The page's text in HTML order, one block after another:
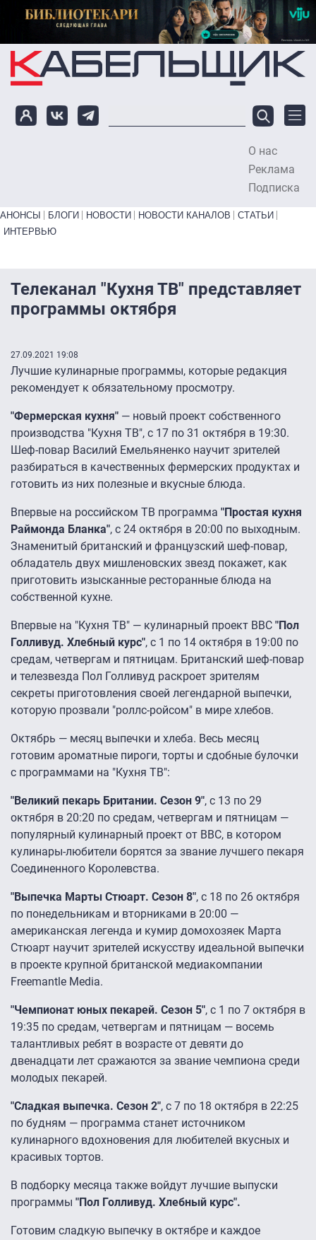
Перейти к основному содержанию
О нас
Реклама
Подписка
Primary links bottom
АНОНСЫ БЛОГИ НОВОСТИ НОВОСТИ КАНАЛОВ
СТАТЬИ
ИНТЕРВЬЮ
Телеканал "Кухня ТВ" представляет
программы октября
27.09.2021 19:08
Лучшие кулинарные программы, которые редакция
рекомендует к обязательному просмотру.
"Фермерская кухня" — новый проект собственного
производства "Кухня ТВ", с 17 по 31 октября в 19:30.
Шеф-повар Василий Емельяненко научит зрителей
разбираться в качественных фермерских продуктах и
готовить из них полезные и вкусные блюда.
Впервые на российском ТВ программа "Простая кухня
Раймонда Бланка", с 24 октября в 20:00 по выходным.
Знаменитый британский и французский шеф-повар,
обладатель двух мишленовских звезд покажет, как
приготовить изысканные ресторанные блюда на
собственной кухне.
Впервые на "Кухня ТВ" — кулинарный проект BBC "Пол
Голливуд. Хлебный курс", с 1 по 14 октября в 19:00 по
средам, четвергам и пятницам. Британский шеф-повар
и телезвезда Пол Голливуд раскроет зрителям
секреты приготовления своей легендарной выпечки,
которую прозвали "роллс-ройсом" в мире хлебов.
Октябрь — месяц выпечки и хлеба. Весь месяц
готовим ароматные пироги, торты и сдобные булочки
с программами на "Кухня ТВ":
"Великий пекарь Британии. Сезон 9", с 13 по 29
октября в 20:20 по средам, четвергам и пятницам —
популярный кулинарный проект от BBC, в котором
кулинары-любители борятся за звание лучшего пекаря
Соединенного Королевства.
"Выпечка Марты Стюарт. Сезон 8", с 18 по 26 октября
по понедельникам и вторниками в 20:00 —
американская легенда и кумир домохозяек Марта
Стюарт научит зрителей искусству идеальной выпечки
в проекте крупной британской медиакомпании
Freemantle Media.
"Чемпионат юных пекарей. Сезон 5", с 1 по 7 октября в
19:35 по средам, четвергам и пятницам — восемь
талантливых ребят в возрасте от девяти до
двенадцати лет сражаются за звание чемпиона среди
молодых пекарей.
"Сладкая выпечка. Сезон 2", с 7 по 18 октября в 22:25
по будням — программа станет источником
кулинарного вдохновения для любителей вкусных и
красивых тортов.
В подборку месяца также войдут лучшие выпуски
программы "Пол Голливуд. Хлебный курс".
Готовим сладкую выпечку в октябре и каждое